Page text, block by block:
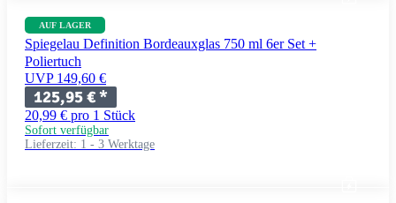
AUF LAGER
Spiegelau Definition Bordeauxglas 750 ml 6er Set +
Poliertuch
UVP 149,60 €
125,95 €*
20,99 € pro 1 Stück
Sofort verfügbar
Lieferzeit: 1 - 3 Werktage